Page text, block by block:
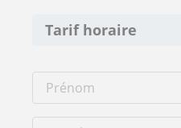
Tarif horaire